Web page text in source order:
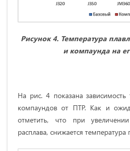
Рисунок 4. Температура
и компаунда на
На рис. 4 показана зависимость
компаундов от ПТР. Как и
отметить, что при увеличении
расплава, снижается